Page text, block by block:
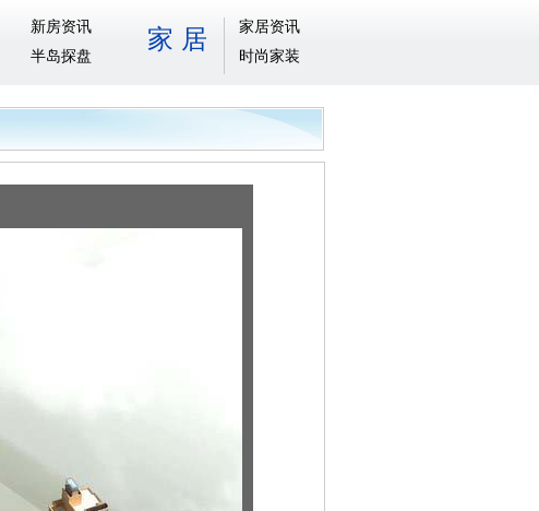
新房资讯
半岛探盘
家 居
家居资讯
时尚家装